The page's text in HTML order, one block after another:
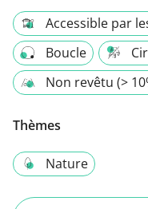
Accessible par
Boucle
Non revêtu (>
Thèmes
Nature